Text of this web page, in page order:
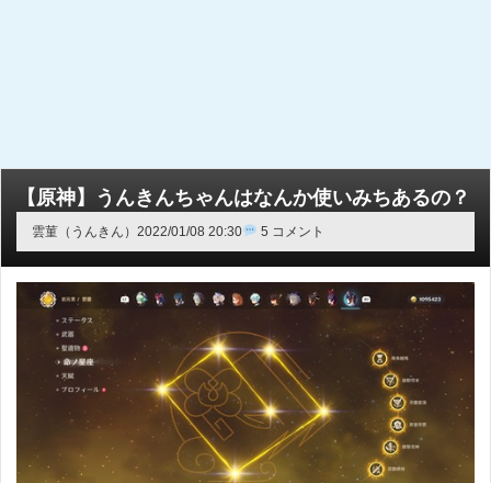
【原神】うんきんちゃんはなんか使いみちあるの？
雲菫（うんきん） 2022/01/08 20:30 5 コメント